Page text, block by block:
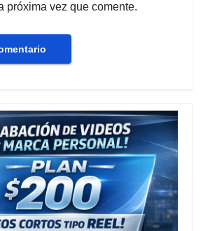
próxima vez que comente.